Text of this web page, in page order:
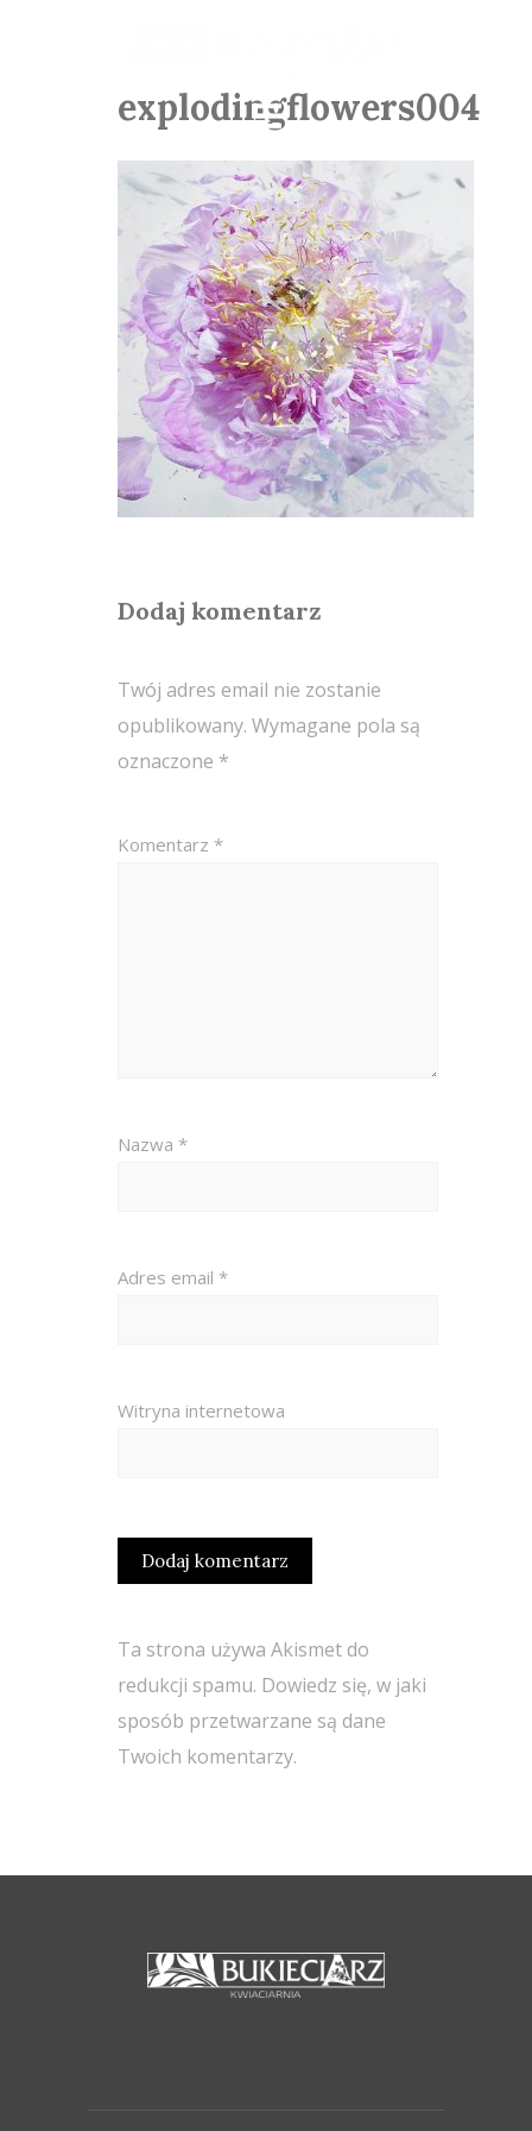
explodingflowers004
Dodaj komentarz
Twój adres email nie zostanie
opublikowany. Wymagane pola są
oznaczone *
Komentarz *
Nazwa *
Adres email *
Witryna internetowa
Ta strona używa Akismet do
redukcji spamu. Dowiedz się, w jaki
sposób przetwarzane są dane
Twoich komentarzy.